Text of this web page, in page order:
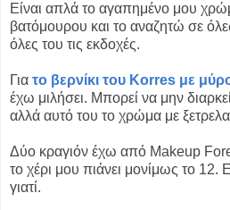
Είναι απλά το αγαπημένο μου
βατόμουρου και το αναζητώ σε
όλες του τις εκδοχές.
Για το βερνίκι του Korres με
έχω μιλήσει. Μπορεί να μην
αλλά αυτό του το χρώμα με
Δύο κραγιόν έχω από Makeup
το χέρι μου πιάνει μονίμως το 12.
γιατί.